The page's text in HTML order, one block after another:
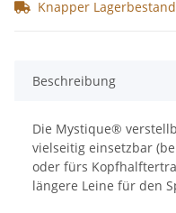
Knapper Lagerbestand
Beschreibung
Die Mystique®
vielseitig einsetzbar
oder fürs
längere Leine für den